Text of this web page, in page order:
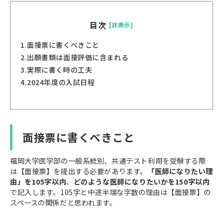
目次 [非表示]
1.面接票に書くべきこと
2.出願書類は面接評価に含まれる
3.実際に書く時の工夫
4.2024年度の入試日程
面接票に書くべきこと
福岡大学医学部の一般系統別、共通テスト利用を受験する際
は【面接票】を提出する必要があります。
「医師になりたい理
由」を105字以内、
どのような医師になりたいかを150字以内
で記入します。105字と中途半端な字数の理由は【面接票】の
スペースの関係だと思われます。